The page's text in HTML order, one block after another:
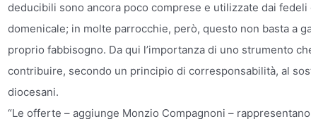
deducibili sono ancora poco comprese e utilizzate dai
domenicale; in molte parrocchie, però, questo non basta a
proprio fabbisogno. Da qui l’importanza di uno strumento
contribuire, secondo un principio di corresponsabilità, al
diocesani.
“Le offerte – aggiunge Monzio Compagnoni –